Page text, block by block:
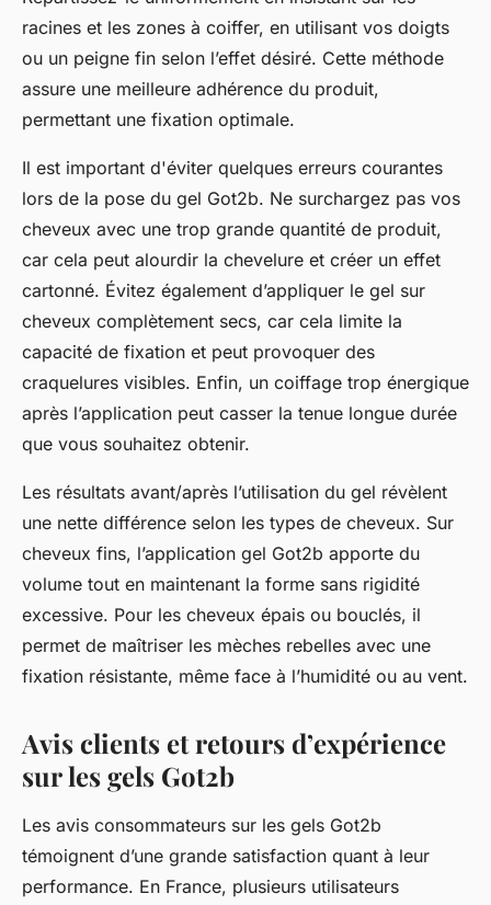
racines et les zones à coiffer, en utilisant vos doigts
ou un peigne fin selon l’effet désiré. Cette méthode
assure une meilleure adhérence du produit,
permettant une fixation optimale.
Il est important d'éviter quelques erreurs courantes
lors de la pose du gel Got2b. Ne surchargez pas vos
cheveux avec une trop grande quantité de produit,
car cela peut alourdir la chevelure et créer un effet
cartonné. Évitez également d’appliquer le gel sur
cheveux complètement secs, car cela limite la
capacité de fixation et peut provoquer des
craquelures visibles. Enfin, un coiffage trop énergique
après l’application peut casser la tenue longue durée
que vous souhaitez obtenir.
Les résultats avant/après l’utilisation du gel révèlent
une nette différence selon les types de cheveux. Sur
cheveux fins, l’application gel Got2b apporte du
volume tout en maintenant la forme sans rigidité
excessive. Pour les cheveux épais ou bouclés, il
permet de maîtriser les mèches rebelles avec une
fixation résistante, même face à l’humidité ou au vent.
Avis clients et retours d’expérience
sur les gels Got2b
Les avis consommateurs sur les gels Got2b
témoignent d’une grande satisfaction quant à leur
performance. En France, plusieurs utilisateurs